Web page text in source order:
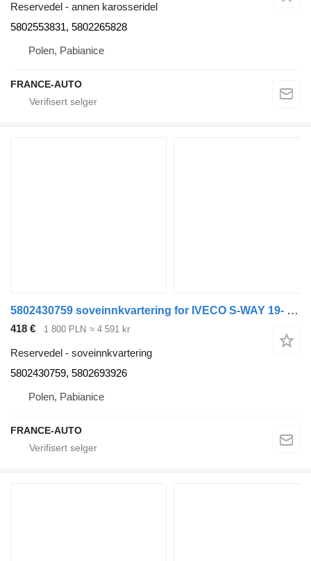
Reservedel - annen karosseridel
5802553831, 5802265828
Polen, Pabianice
FRANCE-AUTO
5802430759 soveinnkvartering for IVECO S-WAY 19- r. 11.1 trekkvogn
418 € 1 800 PLN ≈ 4 591 kr
Reservedel - soveinnkvartering
5802430759, 5802693926
Polen, Pabianice
FRANCE-AUTO